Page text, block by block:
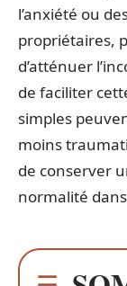
l’anxiété ou
propriétaires,
d’atténuer
de faciliter
simples
moins
de conserver
normalité